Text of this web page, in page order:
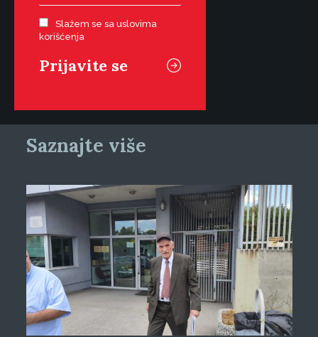
Slažem se sa uslovima
korišćenja
Saznajte više